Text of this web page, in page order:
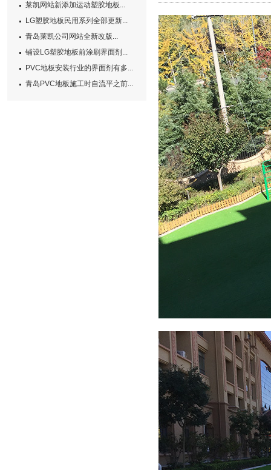
莱凯网站新添加运动塑胶地板...
LG塑胶地板民用系列全部更新...
青岛莱凯公司网站全新改版...
铺设LG塑胶地板前涂刷界面剂...
PVC地板安装行业的界面剂有多...
青岛PVC地板施工时自流平之前...